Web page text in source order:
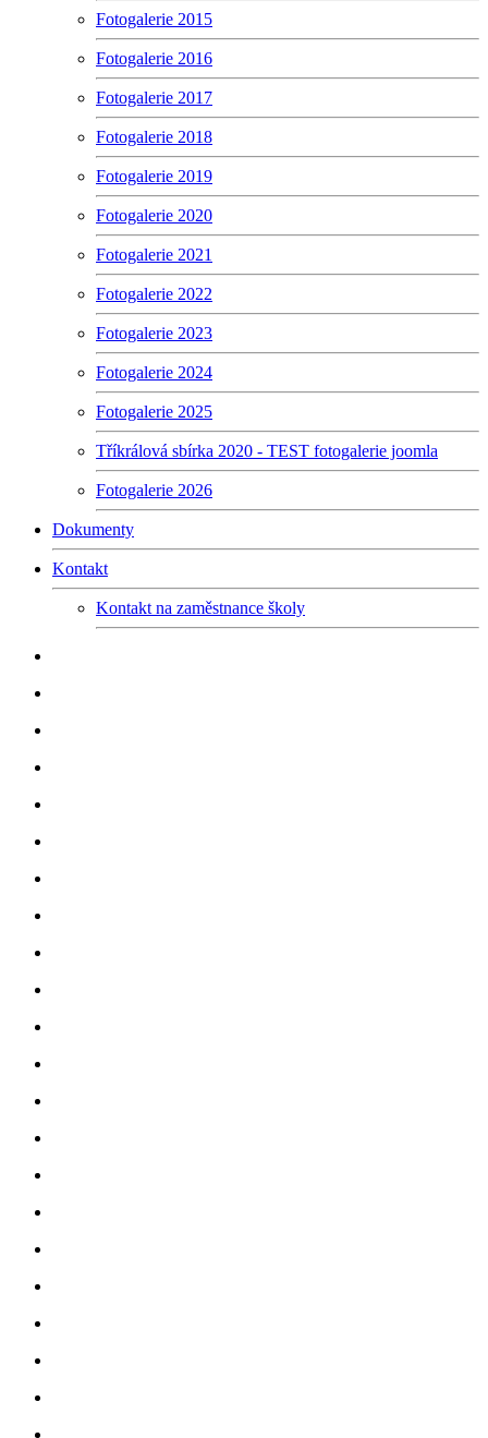
Fotogalerie 2015
Fotogalerie 2016
Fotogalerie 2017
Fotogalerie 2018
Fotogalerie 2019
Fotogalerie 2020
Fotogalerie 2021
Fotogalerie 2022
Fotogalerie 2023
Fotogalerie 2024
Fotogalerie 2025
Tříkrálová sbírka 2020 - TEST fotogalerie joomla
Fotogalerie 2026
Dokumenty
Kontakt
Kontakt na zaměstnance školy